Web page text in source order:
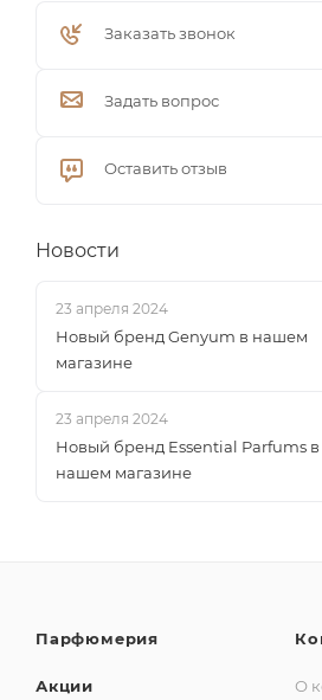
Заказать звонок
Задать вопрос
Оставить отзыв
Новости
23 апреля 2024
Новый бренд Genyum в нашем
магазине
23 апреля 2024
Новый бренд Essential Parfums в
нашем магазине
Парфюмерия
Акции
О